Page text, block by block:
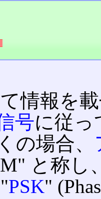
情報を
号に従っ
の場合、
と称し
PSK"